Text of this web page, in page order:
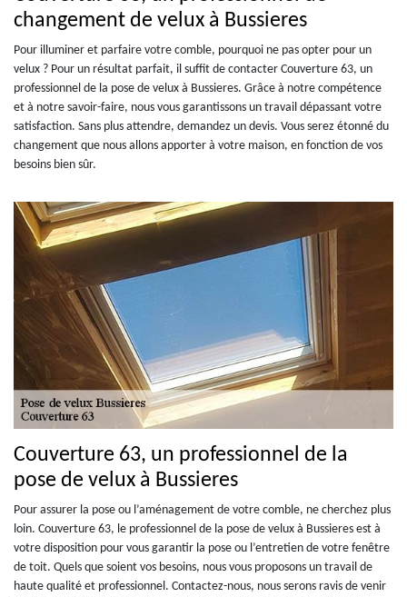
changement de velux à Bussieres
Pour illuminer et parfaire votre comble, pourquoi ne pas opter pour un
velux ? Pour un résultat parfait, il suffit de contacter Couverture 63, un
professionnel de la pose de velux à Bussieres. Grâce à notre compétence
et à notre savoir-faire, nous vous garantissons un travail dépassant votre
satisfaction. Sans plus attendre, demandez un devis. Vous serez étonné du
changement que nous allons apporter à votre maison, en fonction de vos
besoins bien sûr.
Couverture 63, un professionnel de la
pose de velux à Bussieres
Pour assurer la pose ou l’aménagement de votre comble, ne cherchez plus
loin. Couverture 63, le professionnel de la pose de velux à Bussieres est à
votre disposition pour vous garantir la pose ou l’entretien de votre fenêtre
de toit. Quels que soient vos besoins, nous vous proposons un travail de
haute qualité et professionnel. Contactez-nous, nous serons ravis de venir